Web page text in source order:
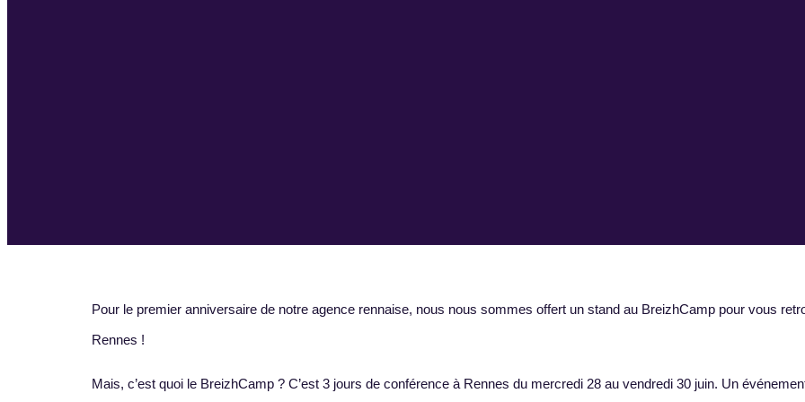
Pour le premier anniversaire de notre agence rennaise, nous nous sommes offert un stand au BreizhCamp pour vous
Rennes !
Mais, c’est quoi le BreizhCamp ? C’est 3 jours de conférence à Rennes du mercredi 28 au vendredi 30 juin. Un